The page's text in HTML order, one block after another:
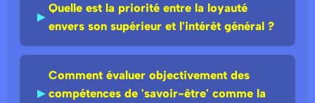
►
Quelle est la priorité entre la loyauté
envers son supérieur et l'intérêt général ?
►
Comment évaluer objectivement des
compétences de 'savoir-être' comme la